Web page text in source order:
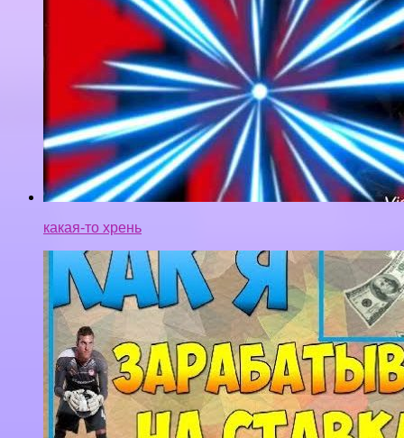
Как заработать на ставках? | Беспроигрышная
стратегия